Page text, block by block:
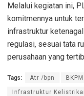
Melalui kegiatan ini,
komitmennya untuk
infrastruktur
regulasi, sesuai tata
perusahaan yang
Tags: Atr /bpn BKPM
Infrastruktur